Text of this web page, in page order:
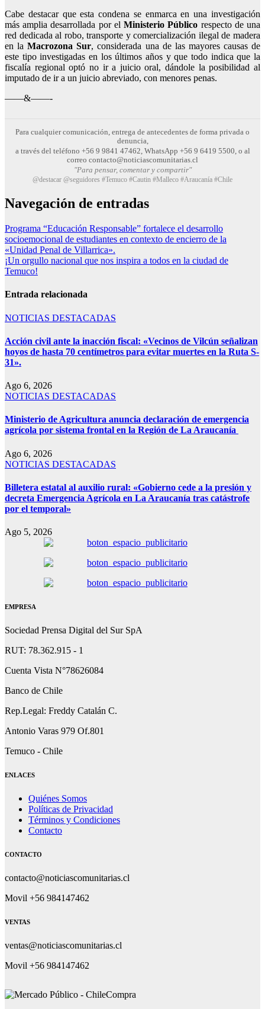
Cabe destacar que esta condena se enmarca en una investigación
más amplia desarrollada por elMinisterio Público respecto de una
red dedicada al robo, transporte y comercialización ilegal de madera
en laMacrozona Sur, considerada una de las mayores causas de
este tipo investigadas en los últimos años y que todo indica que la
fiscalía regional optó no ir a juicio oral, dándole la posibilidad al
imputado de ir a un juicio abreviado, con menores penas.
——&——-
Para cualquier comunicación, entrega de antecedentes de forma privada o
denuncia,
a través del teléfono +56 9 9841 47462, WhatsApp +56 9 6419 5500, o al
correo contacto@noticiascomunitarias.cl
"Para pensar, comentar y compartir"
@destacar @seguidores #Temuco #Cautin #Malleco #Araucanía #Chile
Navegación de entradas
Programa “Educación Responsable” fortalece el desarrollo
socioemocional de estudiantes en contexto de encierro de la
«Unidad Penal de Villarrica».
¡Un orgullo nacional que nos inspira a todos en la ciudad de
Temuco!
Entrada relacionada
NOTICIAS DESTACADAS
Acción civil ante la inacción fiscal: «Vecinos de Vilcún señalizan
hoyos de hasta 70 centímetros para evitar muertes en la Ruta S-
31».
Ago 6, 2026
NOTICIAS DESTACADAS
Ministerio de Agricultura anuncia declaración de emergencia
agrícola por sistema frontal en la Región de La Araucanía
Ago 6, 2026
NOTICIAS DESTACADAS
Billetera estatal al auxilio rural: «Gobierno cede a la presión y
decreta Emergencia Agrícola en La Araucanía tras catástrofe
por el temporal»
Ago 5, 2026
EMPRESA
Sociedad Prensa Digital del Sur SpA
RUT: 78.362.915 - 1
Cuenta Vista N°78626084
Banco de Chile
Rep.Legal: Freddy Catalán C.
Antonio Varas 979 Of.801
Temuco - Chile
ENLACES
Quiénes Somos
Políticas de Privacidad
Términos y Condiciones
Contacto
CONTACTO
contacto@noticiascomunitarias.cl
Movil +56 984147462
VENTAS
ventas@noticiascomunitarias.cl
Movil +56 984147462